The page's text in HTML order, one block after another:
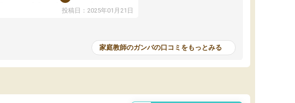
期テストの成績が10点以上アップし、本人もと
投稿日：2025年01月21日
家庭教師のガンバの口コミをもっとみる